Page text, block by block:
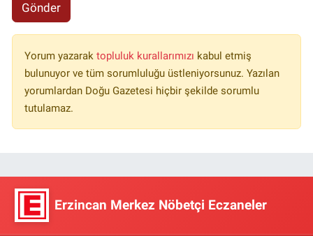
Gönder
Yorum yazarak topluluk kurallarımızı kabul etmiş
bulunuyor ve tüm sorumluluğu üstleniyorsunuz. Yazılan
yorumlardan Doğu Gazetesi hiçbir şekilde sorumlu
tutulamaz.
Erzincan Merkez Nöbetçi Eczaneler